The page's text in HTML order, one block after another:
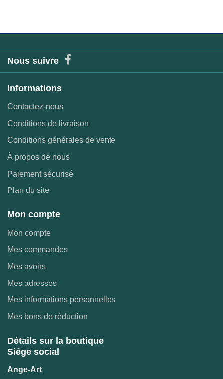
Nous suivre
Informations
Contactez-nous
Conditions de livraison
Conditions générales de vente
À propos de nous
Paiement sécurisé
Plan du site
Mon compte
Mon compte
Mes commandes
Mes avoirs
Mes adresses
Mes informations personnelles
Mes bons de réduction
Détails sur la boutique
Siège social
Ange-Art